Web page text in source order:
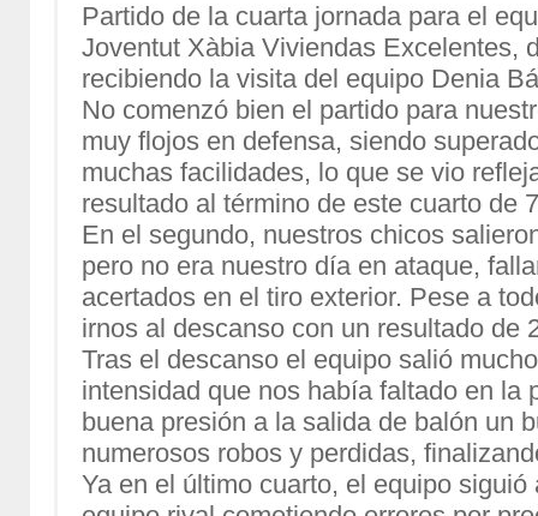
Partido de la cuarta jornada para el
Joventut Xàbia Viviendas Excelentes,
recibiendo la visita del equipo Denia
No comenzó bien el partido para
muy flojos en defensa, siendo
muchas facilidades, lo que se vio
resultado al término de este cuarto de
En el segundo, nuestros chicos
pero no era nuestro día en ataque,
acertados en el tiro exterior. Pese a
irnos al descanso con un resultado de
Tras el descanso el equipo salió
intensidad que nos había faltado en la
buena presión a la salida de balón un
numerosos robos y perdidas,
Ya en el último cuarto, el equipo